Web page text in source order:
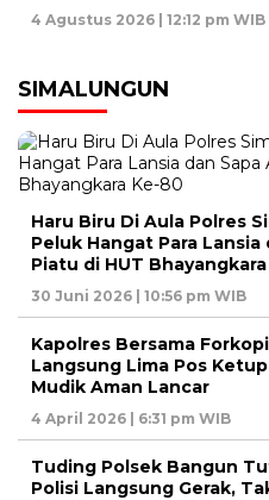
4 Agustus 2026 | 12:12 pm WIB
SIMALUNGUN
Haru Biru Di Aula Polres
Peluk Hangat Para
Piatu di HUT
30 Juni 2026 | 10:56 pm WIB
Kapolres Bersama
Langsung Lima Pos
Mudik Aman Lancar
4 April 2026 | 6:31 pm WIB
Tuding Polsek Bangun
Polisi Langsung Gerak,